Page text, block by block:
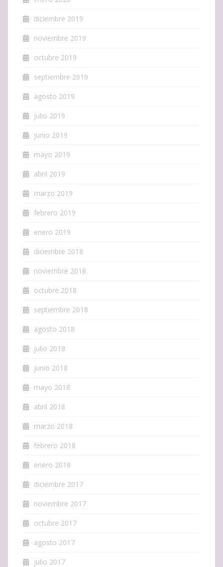
diciembre 2019
noviembre 2019
octubre 2019
septiembre 2019
agosto 2019
julio 2019
junio 2019
mayo 2019
abril 2019
marzo 2019
febrero 2019
enero 2019
diciembre 2018
noviembre 2018
octubre 2018
septiembre 2018
agosto 2018
julio 2018
junio 2018
mayo 2018
abril 2018
marzo 2018
febrero 2018
enero 2018
diciembre 2017
noviembre 2017
octubre 2017
agosto 2017
julio 2017